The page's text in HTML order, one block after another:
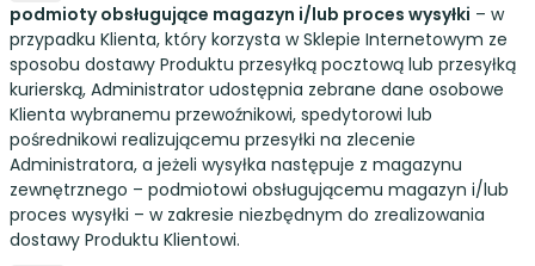
podmioty obsługujące magazyn i/lub proces wysyłki – w
przypadku Klienta, który korzysta w Sklepie Internetowym ze
sposobu dostawy Produktu przesyłką pocztową lub przesyłką
kurierską, Administrator udostępnia zebrane dane osobowe
Klienta wybranemu przewoźnikowi, spedytorowi lub
pośrednikowi realizującemu przesyłki na zlecenie
Administratora, a jeżeli wysyłka następuje z magazynu
zewnętrznego – podmiotowi obsługującemu magazyn i/lub
proces wysyłki – w zakresie niezbędnym do zrealizowania
dostawy Produktu Klientowi.